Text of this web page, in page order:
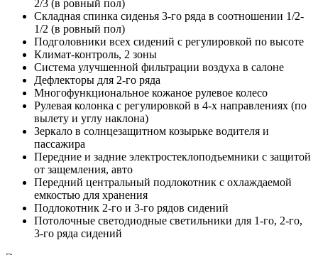
2/3 (в ровный пол)
Складная спинка сиденья 3-го ряда в соотношении 1/2-
1/2 (в ровный пол)
Подголовники всех сидений с регулировкой по высоте
Климат-контроль, 2 зоны
Система улучшенной фильтрации воздуха в салоне
Дефлекторы для 2-го ряда
Многофункциональное кожаное рулевое колесо
Рулевая колонка с регулировкой в 4-х направлениях (по
вылету и углу наклона)
Зеркало в солнцезащитном козырьке водителя и
пассажира
Передние и задние электростеклоподъемники с защитой
от защемления, авто
Передний центральный подлокотник с охлаждаемой
емкостью для хранения
Подлокотник 2-го и 3-го рядов сидений
Потолочные светодиодные светильники для 1-го, 2-го,
3-го ряда сидений